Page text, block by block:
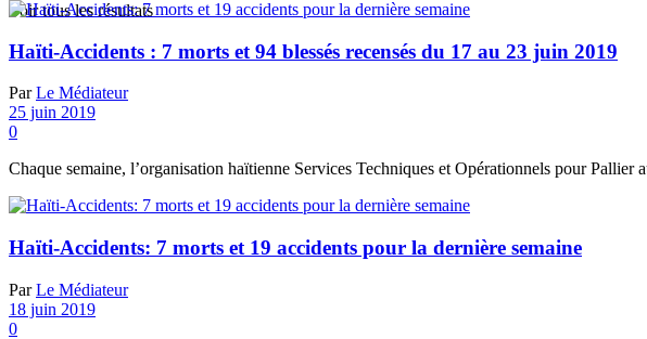
Voir tous les résultats
Haïti-Accidents : 7 morts et 94 blessés recensés du 17 au 23 juin 2019
Par Le Médiateur
25 juin 2019
0
Chaque semaine, l’organisation haïtienne Services Techniques et Opérationnels pour
Haïti-Accidents: 7 morts et 19 accidents pour la dernière semaine
Par Le Médiateur
18 juin 2019
0